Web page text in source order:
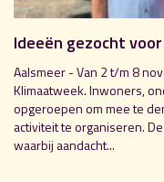
Ideeën gezocht
Aalsmeer - Van 2 t/m 8
Klimaatweek. Inwoners,
opgeroepen om mee te
activiteit te organiseren.
waarbij aandacht...